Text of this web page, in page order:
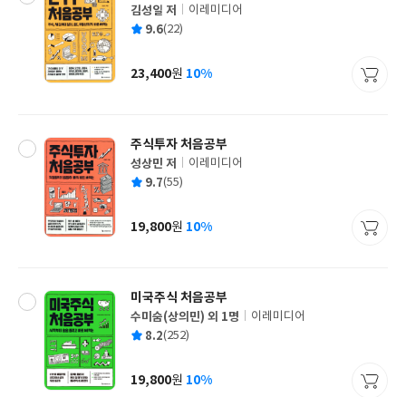
글
쓴
김성일 저
출
사
이레미디어
평 9.6(22)
가
23,400원 10%
주식투자 처음공부
글
쓴
성상민 저
출
사
이레미디어
평 9.7(55)
가
19,800원 10%
미국주식 처음공부
글
쓴
수미숨(상의민) 외 1명
출
사
이레미디어
평 8.2(252)
가
19,800원 10%